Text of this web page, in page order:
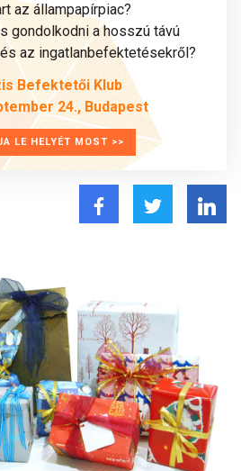
az állampapírpiac?
gondolkodni a hosszú távú
az ingatlanbefektetésekről?
Befektetői Klub
24., Budapest
LE HELYÉT MOST >>